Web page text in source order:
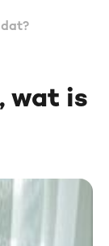
wat is